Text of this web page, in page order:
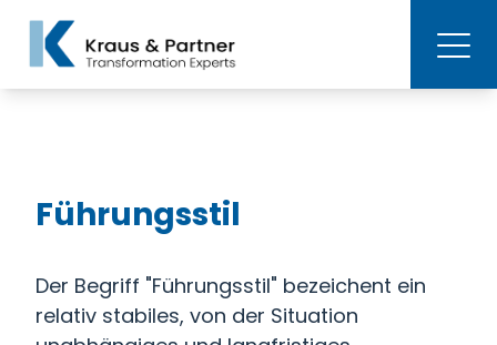
Führungsstil
Der Begriff "Führungsstil" bezeichent ein
relativ stabiles, von der Situation